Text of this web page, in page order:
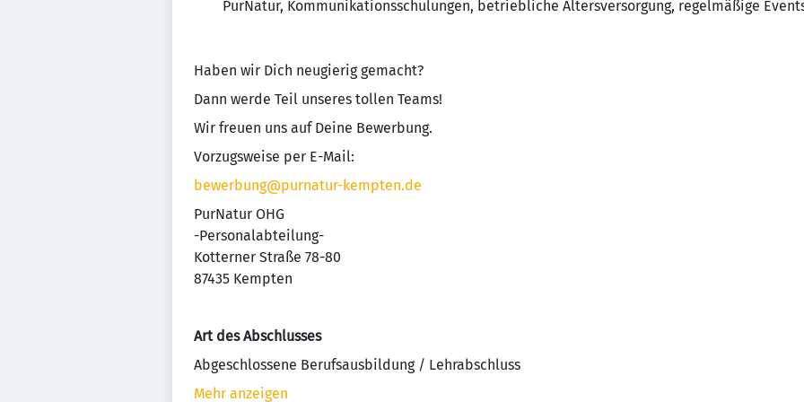
PurNatur, Kommunikationsschulungen, betriebliche Altersversorgung, regelmäßige
Haben wir Dich neugierig gemacht?
Dann werde Teil unseres tollen Teams!
Wir freuen uns auf Deine Bewerbung.
Vorzugsweise per E-Mail:
bewerbung@purnatur-kempten.de
PurNatur OHG
-Personalabteilung-
Kotterner Straße 78-80
87435 Kempten
Art des Abschlusses
Abgeschlossene Berufsausbildung / Lehrabschluss
Mehr anzeigen